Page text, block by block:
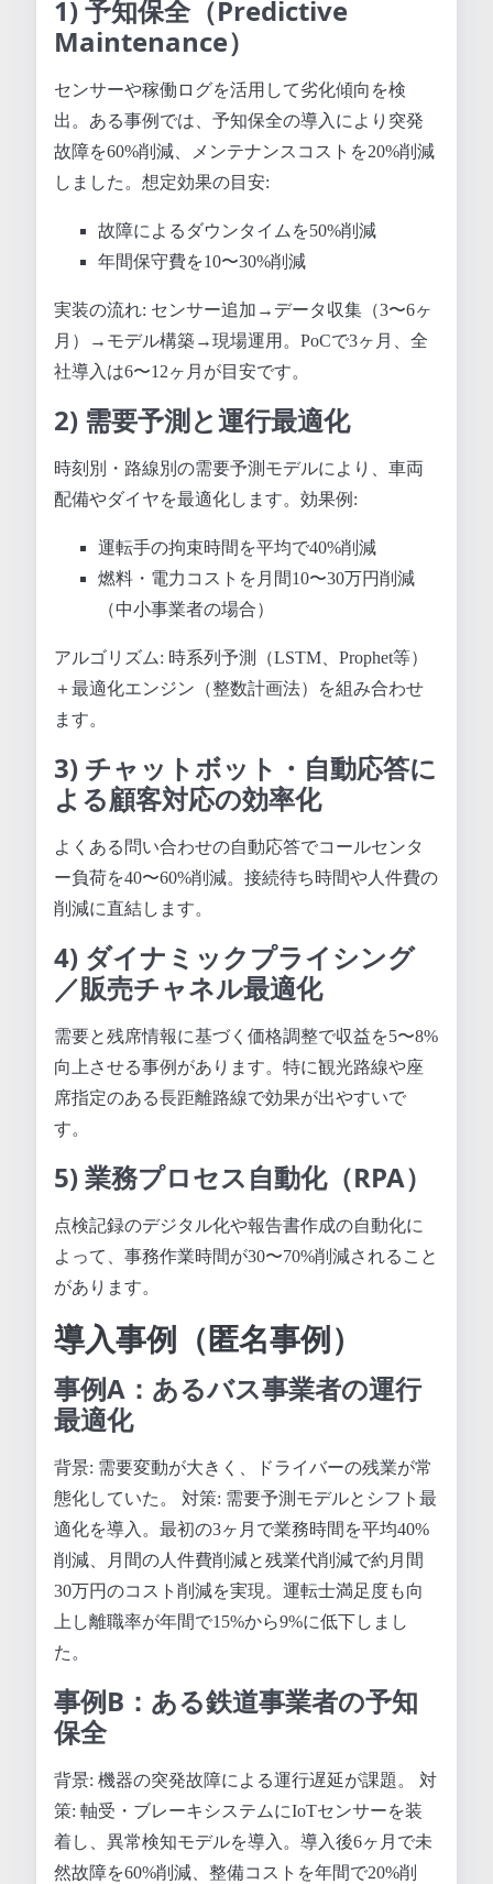
1) 予知保全（Predictive
Maintenance）
センサーや稼働ログを活用して劣化傾向を検
出。ある事例では、予知保全の導入により突発
故障を60%削減、メンテナンスコストを20%削減
しました。想定効果の目安:
故障によるダウンタイムを50%削減
年間保守費を10〜30%削減
実装の流れ: センサー追加→データ収集（3〜6ヶ
月）→モデル構築→現場運用。PoCで3ヶ月、全
社導入は6〜12ヶ月が目安です。
2) 需要予測と運行最適化
時刻別・路線別の需要予測モデルにより、車両
配備やダイヤを最適化します。効果例:
運転手の拘束時間を平均で40%削減
燃料・電力コストを月間10〜30万円削減
（中小事業者の場合）
アルゴリズム: 時系列予測（LSTM、Prophet等）
＋最適化エンジン（整数計画法）を組み合わせ
ます。
3) チャットボット・自動応答に
よる顧客対応の効率化
よくある問い合わせの自動応答でコールセンタ
ー負荷を40〜60%削減。接続待ち時間や人件費の
削減に直結します。
4) ダイナミックプライシング
／販売チャネル最適化
需要と残席情報に基づく価格調整で収益を5〜8%
向上させる事例があります。特に観光路線や座
席指定のある長距離路線で効果が出やすいで
す。
5) 業務プロセス自動化（RPA）
点検記録のデジタル化や報告書作成の自動化に
よって、事務作業時間が30〜70%削減されること
があります。
導入事例（匿名事例）
事例A：あるバス事業者の運行
最適化
背景: 需要変動が大きく、ドライバーの残業が常
態化していた。 対策: 需要予測モデルとシフト最
適化を導入。最初の3ヶ月で業務時間を平均40%
削減、月間の人件費削減と残業代削減で約月間
30万円のコスト削減を実現。運転士満足度も向
上し離職率が年間で15%から9%に低下しまし
た。
事例B：ある鉄道事業者の予知
保全
背景: 機器の突発故障による運行遅延が課題。 対
策: 軸受・ブレーキシステムにIoTセンサーを装
着し、異常検知モデルを導入。導入後6ヶ月で未
然故障を60%削減、整備コストを年間で20%削